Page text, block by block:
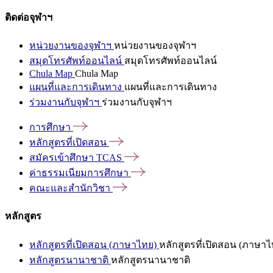
ติดต่อจุฬาฯ
หน่วยงานของจุฬาฯ หน่วยงานของจุฬาฯ
สมุดโทรศัพท์ออนไลน์ สมุดโทรศัพท์ออนไลน์
Chula Map Chula Map
แผนที่และการเดินทาง แผนที่และการเดินทาง
ร่วมงานกับจุฬาฯ ร่วมงานกับจุฬาฯ
การศึกษา
หลักสูตรที่เปิดสอน
สมัครเข้าศึกษา TCAS
ค่าธรรมเนียมการศึกษา
คณะและสำนักวิชา
หลักสูตร
หลักสูตรที่เปิดสอน (ภาษาไทย) หลักสูตรที่เปิดสอน (ภาษาไ
หลักสูตรนานาชาติ หลักสูตรนานาชาติ